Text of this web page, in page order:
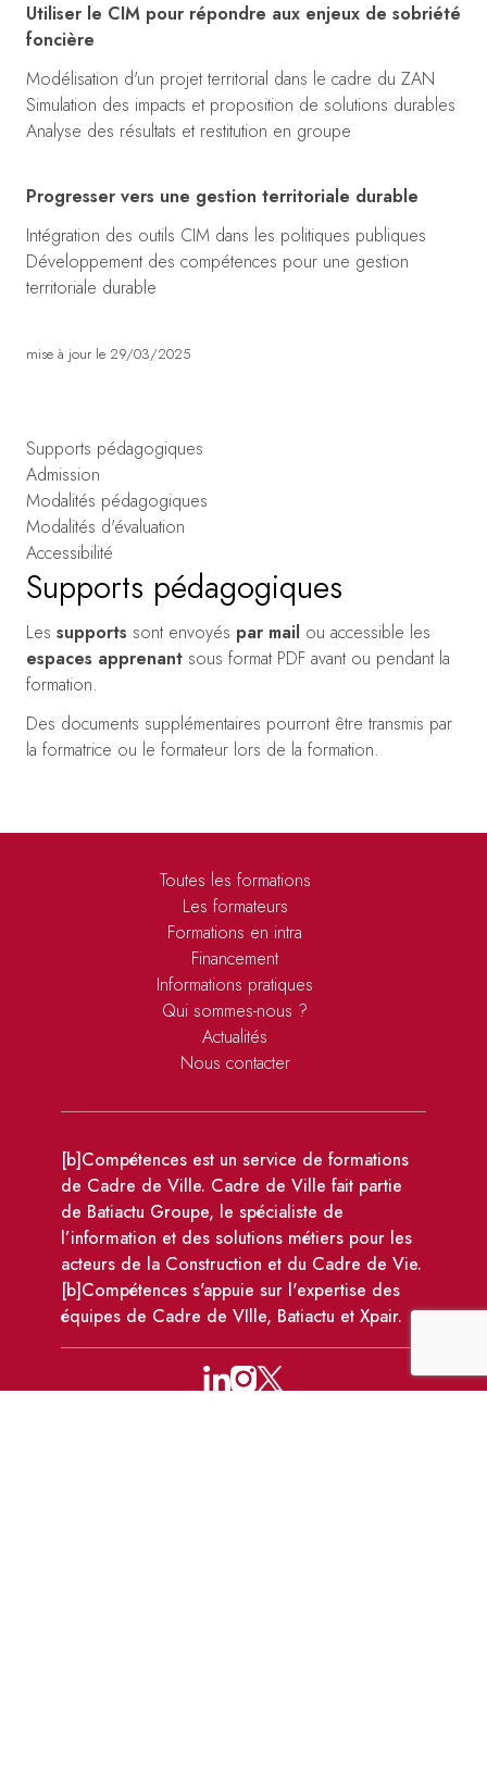
Utiliser le CIM pour répondre aux enjeux de sobriété
foncière
Modélisation d'un projet territorial dans le cadre du ZAN
Simulation des impacts et proposition de solutions durables
Analyse des résultats et restitution en groupe
Progresser vers une gestion territoriale durable
Intégration des outils CIM dans les politiques publiques
Développement des compétences pour une gestion
territoriale durable
mise à jour le 29/03/2025
Supports pédagogiques
Admission
Modalités pédagogiques
Modalités d'évaluation
Accessibilité
Supports pédagogiques
Les supports sont envoyés par mail ou accessible les
espaces apprenant sous format PDF avant ou pendant la
formation.
Des documents supplémentaires pourront être transmis par
la formatrice ou le formateur lors de la formation.
Toutes les formations
Les formateurs
Formations en intra
Financement
Informations pratiques
Qui sommes-nous ?
Actualités
Nous contacter
[b]Compétences est un service de formations
de Cadre de Ville. Cadre de Ville fait partie
de Batiactu Groupe, le spécialiste de
l’information et des solutions métiers pour les
acteurs de la Construction et du Cadre de Vie.
[b]Compétences s'appuie sur l'expertise des
équipes de Cadre de VIlle, Batiactu et Xpair.